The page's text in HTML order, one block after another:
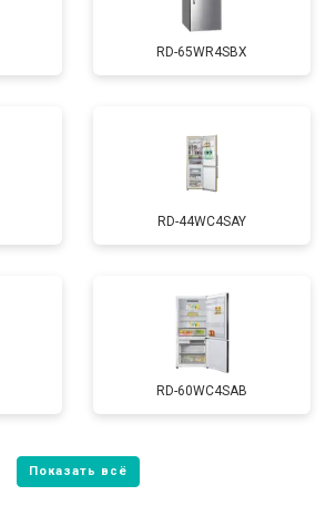
RD-65WR4SBX
RD-44WC4SAY
RD-60WC4SAB